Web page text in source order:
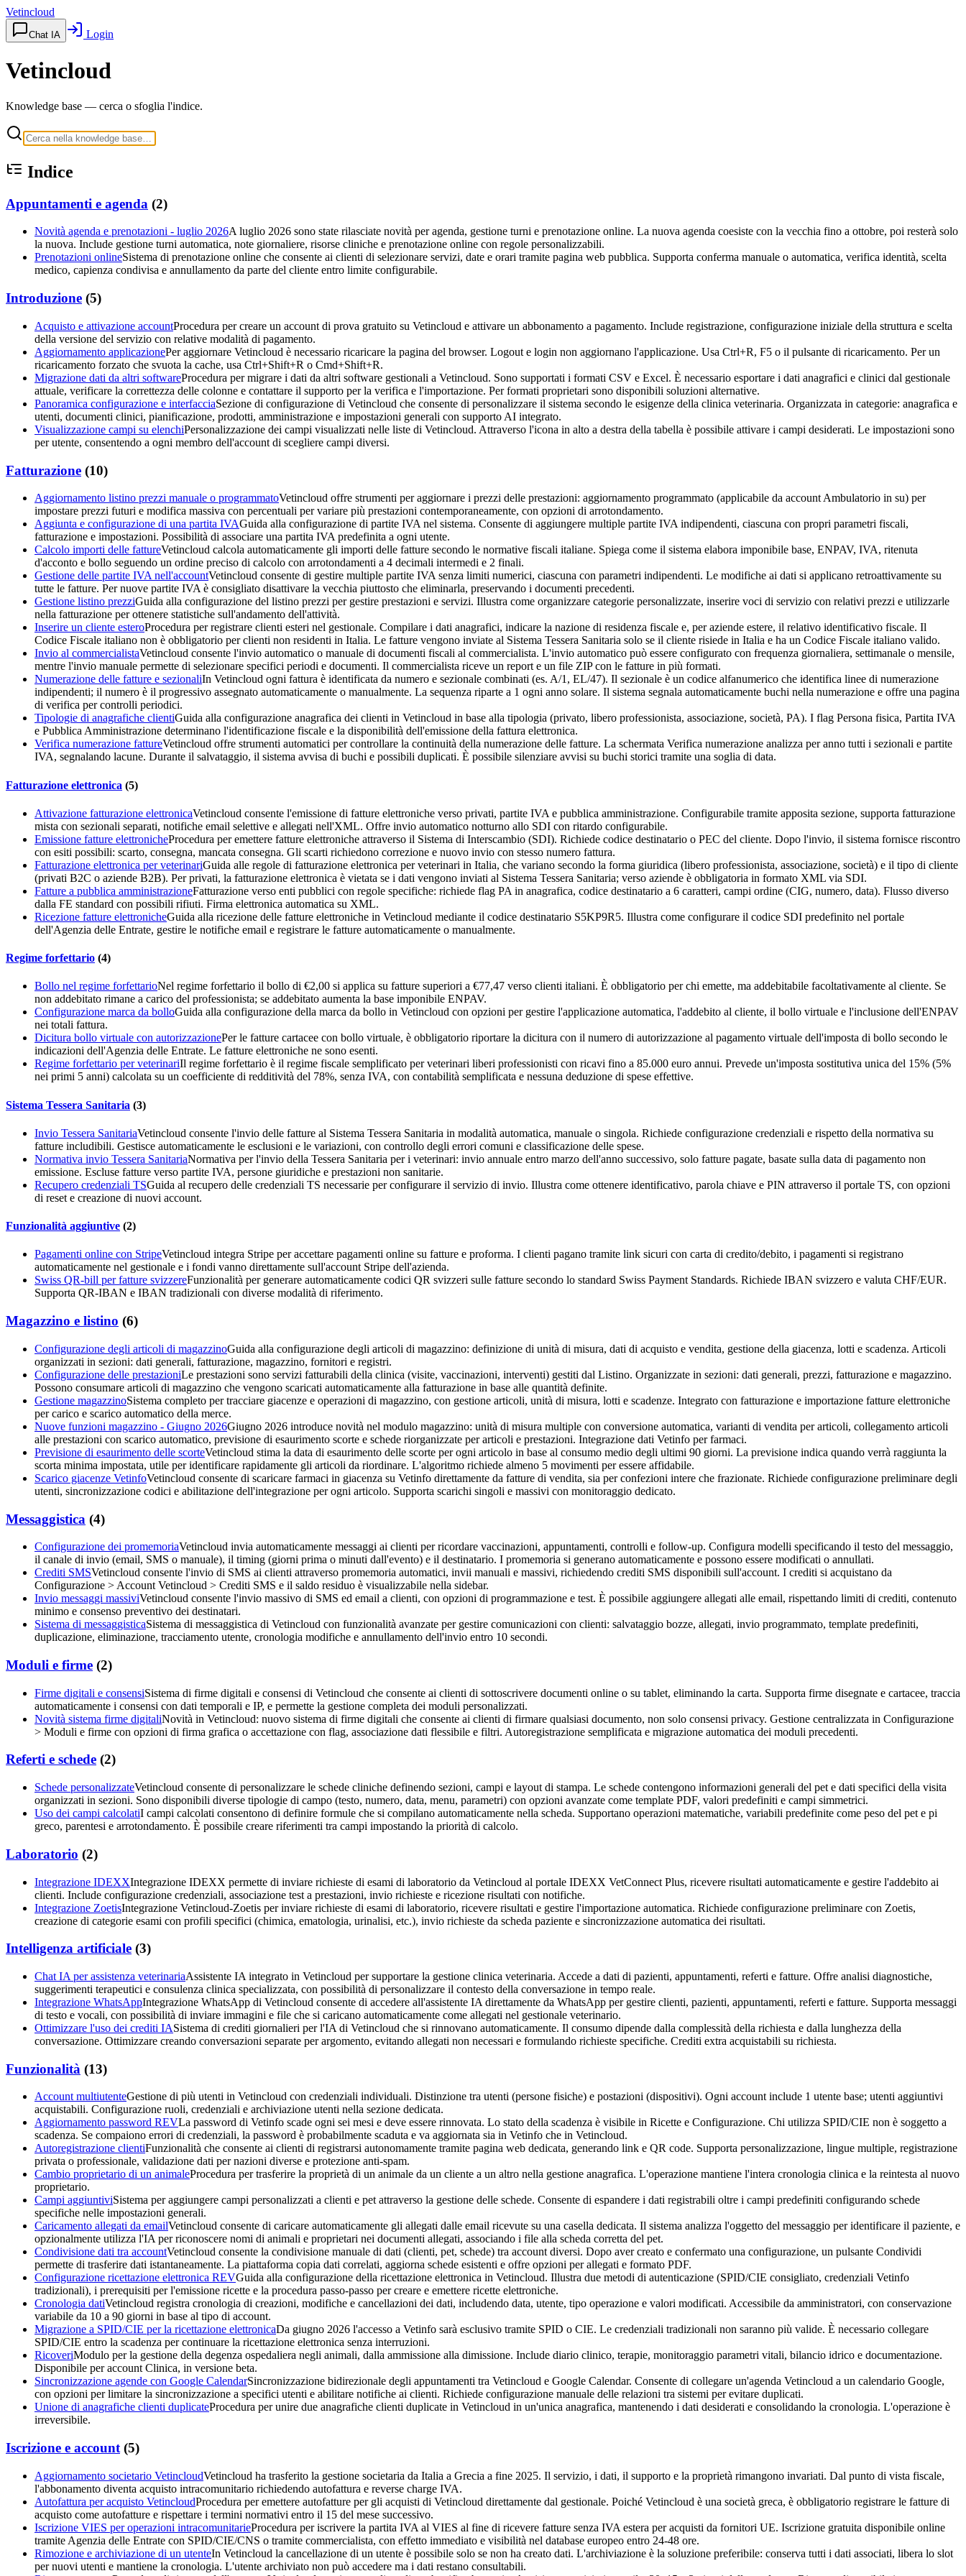
Vetincloud
Chat IA Login
Vetincloud
Knowledge base — cerca o sfoglia l'indice.
Indice
Appuntamenti e agenda (2)
Novità agenda e prenotazioni - luglio 2026A luglio 2026 sono state rilasciate novità per agenda, gestione turni e prenotazione online. La nuova agenda coesiste con la vecchia fino a ottobre, poi resterà solo
la nuova. Include gestione turni automatica, note giornaliere, risorse cliniche e prenotazione online con regole personalizzabili.
Prenotazioni onlineSistema di prenotazione online che consente ai clienti di selezionare servizi, date e orari tramite pagina web pubblica. Supporta conferma manuale o automatica, verifica identità, scelta
medico, capienza condivisa e annullamento da parte del cliente entro limite configurabile.
Introduzione (5)
Acquisto e attivazione accountProcedura per creare un account di prova gratuito su Vetincloud e attivare un abbonamento a pagamento. Include registrazione, configurazione iniziale della struttura e scelta
della versione del servizio con relative modalità di pagamento.
Aggiornamento applicazionePer aggiornare Vetincloud è necessario ricaricare la pagina del browser. Logout e login non aggiornano l'applicazione. Usa Ctrl+R, F5 o il pulsante di ricaricamento. Per un
ricaricamento forzato che svuota la cache, usa Ctrl+Shift+R o Cmd+Shift+R.
Migrazione dati da altri softwareProcedura per migrare i dati da altri software gestionali a Vetincloud. Sono supportati i formati CSV e Excel. È necessario esportare i dati anagrafici e clinici dal gestionale
attuale, verificare la correttezza delle colonne e contattare il supporto per la verifica e l'importazione. Per formati proprietari sono disponibili soluzioni alternative.
Panoramica configurazione e interfacciaSezione di configurazione di Vetincloud che consente di personalizzare il sistema secondo le esigenze della clinica veterinaria. Organizzata in categorie: anagrafica e
utenti, documenti clinici, pianificazione, prodotti, amministrazione e impostazioni generali con supporto AI integrato.
Visualizzazione campi su elenchiPersonalizzazione dei campi visualizzati nelle liste di Vetincloud. Attraverso l'icona in alto a destra della tabella è possibile attivare i campi desiderati. Le impostazioni sono
per utente, consentendo a ogni membro dell'account di scegliere campi diversi.
Fatturazione (10)
Aggiornamento listino prezzi manuale o programmatoVetincloud offre strumenti per aggiornare i prezzi delle prestazioni: aggiornamento programmato (applicabile da account Ambulatorio in su) per
impostare prezzi futuri e modifica massiva con percentuali per variare più prestazioni contemporaneamente, con opzioni di arrotondamento.
Aggiunta e configurazione di una partita IVAGuida alla configurazione di partite IVA nel sistema. Consente di aggiungere multiple partite IVA indipendenti, ciascuna con propri parametri fiscali,
fatturazione e impostazioni. Possibilità di associare una partita IVA predefinita a ogni utente.
Calcolo importi delle fattureVetincloud calcola automaticamente gli importi delle fatture secondo le normative fiscali italiane. Spiega come il sistema elabora imponibile base, ENPAV, IVA, ritenuta
d'acconto e bollo seguendo un ordine preciso di calcolo con arrotondamenti a 4 decimali intermedi e 2 finali.
Gestione delle partite IVA nell'accountVetincloud consente di gestire multiple partite IVA senza limiti numerici, ciascuna con parametri indipendenti. Le modifiche ai dati si applicano retroattivamente su
tutte le fatture. Per nuove partite IVA è consigliato disattivare la vecchia piuttosto che eliminarla, preservando i documenti precedenti.
Gestione listino prezziGuida alla configurazione del listino prezzi per gestire prestazioni e servizi. Illustra come organizzare categorie personalizzate, inserire voci di servizio con relativi prezzi e utilizzarle
nella fatturazione per ottenere statistiche sull'andamento dell'attività.
Inserire un cliente esteroProcedura per registrare clienti esteri nel gestionale. Compilare i dati anagrafici, indicare la nazione di residenza fiscale e, per aziende estere, il relativo identificativo fiscale. Il
Codice Fiscale italiano non è obbligatorio per clienti non residenti in Italia. Le fatture vengono inviate al Sistema Tessera Sanitaria solo se il cliente risiede in Italia e ha un Codice Fiscale italiano valido.
Invio al commercialistaVetincloud consente l'invio automatico o manuale di documenti fiscali al commercialista. L'invio automatico può essere configurato con frequenza giornaliera, settimanale o mensile,
mentre l'invio manuale permette di selezionare specifici periodi e documenti. Il commercialista riceve un report e un file ZIP con le fatture in più formati.
Numerazione delle fatture e sezionaliIn Vetincloud ogni fattura è identificata da numero e sezionale combinati (es. A/1, EL/47). Il sezionale è un codice alfanumerico che identifica linee di numerazione
indipendenti; il numero è il progressivo assegnato automaticamente o manualmente. La sequenza riparte a 1 ogni anno solare. Il sistema segnala automaticamente buchi nella numerazione e offre una pagina
di verifica per controlli periodici.
Tipologie di anagrafiche clientiGuida alla configurazione anagrafica dei clienti in Vetincloud in base alla tipologia (privato, libero professionista, associazione, società, PA). I flag Persona fisica, Partita IVA
e Pubblica Amministrazione determinano l'identificazione fiscale e la disponibilità dell'emissione della fattura elettronica.
Verifica numerazione fattureVetincloud offre strumenti automatici per controllare la continuità della numerazione delle fatture. La schermata Verifica numerazione analizza per anno tutti i sezionali e partite
IVA, segnalando lacune. Durante il salvataggio, il sistema avvisa di buchi e possibili duplicati. È possibile silenziare avvisi su buchi storici tramite una soglia di data.
Fatturazione elettronica (5)
Attivazione fatturazione elettronicaVetincloud consente l'emissione di fatture elettroniche verso privati, partite IVA e pubblica amministrazione. Configurabile tramite apposita sezione, supporta fatturazione
mista con sezionali separati, notifiche email selettive e allegati nell'XML. Offre invio automatico notturno allo SDI con ritardo configurabile.
Emissione fatture elettronicheProcedura per emettere fatture elettroniche attraverso il Sistema di Interscambio (SDI). Richiede codice destinatario o PEC del cliente. Dopo l'invio, il sistema fornisce riscontro
con esiti possibili: scarto, consegna, mancata consegna. Gli scarti richiedono correzione e nuovo invio con stesso numero fattura.
Fatturazione elettronica per veterinariGuida alle regole di fatturazione elettronica per veterinari in Italia, che variano secondo la forma giuridica (libero professionista, associazione, società) e il tipo di cliente
(privati B2C o aziende B2B). Per privati, la fatturazione elettronica è vietata se i dati vengono inviati al Sistema Tessera Sanitaria; verso aziende è obbligatoria in formato XML via SDI.
Fatture a pubblica amministrazioneFatturazione verso enti pubblici con regole specifiche: richiede flag PA in anagrafica, codice destinatario a 6 caratteri, campi ordine (CIG, numero, data). Flusso diverso
dalla FE standard con possibili rifiuti. Firma elettronica automatica su XML.
Ricezione fatture elettronicheGuida alla ricezione delle fatture elettroniche in Vetincloud mediante il codice destinatario S5KP9R5. Illustra come configurare il codice SDI predefinito nel portale
dell'Agenzia delle Entrate, gestire le notifiche email e registrare le fatture automaticamente o manualmente.
Regime forfettario (4)
Bollo nel regime forfettarioNel regime forfettario il bollo di €2,00 si applica su fatture superiori a €77,47 verso clienti italiani. È obbligatorio per chi emette, ma addebitabile facoltativamente al cliente. Se
non addebitato rimane a carico del professionista; se addebitato aumenta la base imponibile ENPAV.
Configurazione marca da bolloGuida alla configurazione della marca da bollo in Vetincloud con opzioni per gestire l'applicazione automatica, l'addebito al cliente, il bollo virtuale e l'inclusione dell'ENPAV
nei totali fattura.
Dicitura bollo virtuale con autorizzazionePer le fatture cartacee con bollo virtuale, è obbligatorio riportare la dicitura con il numero di autorizzazione al pagamento virtuale dell'imposta di bollo secondo le
indicazioni dell'Agenzia delle Entrate. Le fatture elettroniche ne sono esenti.
Regime forfettario per veterinariIl regime forfettario è il regime fiscale semplificato per veterinari liberi professionisti con ricavi fino a 85.000 euro annui. Prevede un'imposta sostitutiva unica del 15% (5%
nei primi 5 anni) calcolata su un coefficiente di redditività del 78%, senza IVA, con contabilità semplificata e nessuna deduzione di spese effettive.
Sistema Tessera Sanitaria (3)
Invio Tessera SanitariaVetincloud consente l'invio delle fatture al Sistema Tessera Sanitaria in modalità automatica, manuale o singola. Richiede configurazione credenziali e rispetto della normativa su
fatture includibili. Gestisce automaticamente le esclusioni e le variazioni, con controllo degli errori comuni e classificazione delle spese.
Normativa invio Tessera SanitariaNormativa per l'invio della Tessera Sanitaria per i veterinari: invio annuale entro marzo dell'anno successivo, solo fatture pagate, basate sulla data di pagamento non
emissione. Escluse fatture verso partite IVA, persone giuridiche e prestazioni non sanitarie.
Recupero credenziali TSGuida al recupero delle credenziali TS necessarie per configurare il servizio di invio. Illustra come ottenere identificativo, parola chiave e PIN attraverso il portale TS, con opzioni
di reset e creazione di nuovi account.
Funzionalità aggiuntive (2)
Pagamenti online con StripeVetincloud integra Stripe per accettare pagamenti online su fatture e proforma. I clienti pagano tramite link sicuri con carta di credito/debito, i pagamenti si registrano
automaticamente nel gestionale e i fondi vanno direttamente sull'account Stripe dell'azienda.
Swiss QR-bill per fatture svizzereFunzionalità per generare automaticamente codici QR svizzeri sulle fatture secondo lo standard Swiss Payment Standards. Richiede IBAN svizzero e valuta CHF/EUR.
Supporta QR-IBAN e IBAN tradizionali con diverse modalità di riferimento.
Magazzino e listino (6)
Configurazione degli articoli di magazzinoGuida alla configurazione degli articoli di magazzino: definizione di unità di misura, dati di acquisto e vendita, gestione della giacenza, lotti e scadenza. Articoli
organizzati in sezioni: dati generali, fatturazione, magazzino, fornitori e registri.
Configurazione delle prestazioniLe prestazioni sono servizi fatturabili della clinica (visite, vaccinazioni, interventi) gestiti dal Listino. Organizzate in sezioni: dati generali, prezzi, fatturazione e magazzino.
Possono consumare articoli di magazzino che vengono scaricati automaticamente alla fatturazione in base alle quantità definite.
Gestione magazzinoSistema completo per tracciare giacenze e operazioni di magazzino, con gestione articoli, unità di misura, lotti e scadenze. Integrato con fatturazione e importazione fatture elettroniche
per carico e scarico automatico della merce.
Nuove funzioni magazzino - Giugno 2026Giugno 2026 introduce novità nel modulo magazzino: unità di misura multiple con conversione automatica, varianti di vendita per articoli, collegamento articoli
alle prestazioni con scarico automatico, previsione di esaurimento scorte e schede riorganizzate per articoli e prestazioni. Integrazione dati Vetinfo per farmaci.
Previsione di esaurimento delle scorteVetincloud stima la data di esaurimento delle scorte per ogni articolo in base al consumo medio degli ultimi 90 giorni. La previsione indica quando verrà raggiunta la
scorta minima impostata, utile per identificare rapidamente gli articoli da riordinare. L'algoritmo richiede almeno 5 movimenti per essere affidabile.
Scarico giacenze VetinfoVetincloud consente di scaricare farmaci in giacenza su Vetinfo direttamente da fatture di vendita, sia per confezioni intere che frazionate. Richiede configurazione preliminare degli
utenti, sincronizzazione codici e abilitazione dell'integrazione per ogni articolo. Supporta scarichi singoli e massivi con monitoraggio dedicato.
Messaggistica (4)
Configurazione dei promemoriaVetincloud invia automaticamente messaggi ai clienti per ricordare vaccinazioni, appuntamenti, controlli e follow-up. Configura modelli specificando il testo del messaggio,
il canale di invio (email, SMS o manuale), il timing (giorni prima o minuti dall'evento) e il destinatario. I promemoria si generano automaticamente e possono essere modificati o annullati.
Crediti SMSVetincloud consente l'invio di SMS ai clienti attraverso promemoria automatici, invii manuali e massivi, richiedendo crediti SMS disponibili sull'account. I crediti si acquistano da
Configurazione > Account Vetincloud > Crediti SMS e il saldo residuo è visualizzabile nella sidebar.
Invio messaggi massiviVetincloud consente l'invio massivo di SMS ed email a clienti, con opzioni di programmazione e test. È possibile aggiungere allegati alle email, rispettando limiti di crediti, contenuto
minimo e consenso preventivo dei destinatari.
Sistema di messaggisticaSistema di messaggistica di Vetincloud con funzionalità avanzate per gestire comunicazioni con clienti: salvataggio bozze, allegati, invio programmato, template predefiniti,
duplicazione, eliminazione, tracciamento utente, cronologia modifiche e annullamento dell'invio entro 10 secondi.
Moduli e firme (2)
Firme digitali e consensiSistema di firme digitali e consensi di Vetincloud che consente ai clienti di sottoscrivere documenti online o su tablet, eliminando la carta. Supporta firme disegnate e cartacee, traccia
automaticamente i consensi con dati temporali e IP, e permette la gestione completa dei moduli personalizzati.
Novità sistema firme digitaliNovità in Vetincloud: nuovo sistema di firme digitali che consente ai clienti di firmare qualsiasi documento, non solo consensi privacy. Gestione centralizzata in Configurazione
> Moduli e firme con opzioni di firma grafica o accettazione con flag, associazione dati flessibile e filtri. Autoregistrazione semplificata e migrazione automatica dei moduli precedenti.
Referti e schede (2)
Schede personalizzateVetincloud consente di personalizzare le schede cliniche definendo sezioni, campi e layout di stampa. Le schede contengono informazioni generali del pet e dati specifici della visita
organizzati in sezioni. Sono disponibili diverse tipologie di campo (testo, numero, data, menu, parametri) con opzioni avanzate come template PDF, valori predefiniti e campi simmetrici.
Uso dei campi calcolatiI campi calcolati consentono di definire formule che si compilano automaticamente nella scheda. Supportano operazioni matematiche, variabili predefinite come peso del pet e pi
greco, parentesi e arrotondamento. È possibile creare riferimenti tra campi impostando la priorità di calcolo.
Laboratorio (2)
Integrazione IDEXXIntegrazione IDEXX permette di inviare richieste di esami di laboratorio da Vetincloud al portale IDEXX VetConnect Plus, ricevere risultati automaticamente e gestire l'addebito ai
clienti. Include configurazione credenziali, associazione test a prestazioni, invio richieste e ricezione risultati con notifiche.
Integrazione ZoetisIntegrazione Vetincloud-Zoetis per inviare richieste di esami di laboratorio, ricevere risultati e gestire l'importazione automatica. Richiede configurazione preliminare con Zoetis,
creazione di categorie esami con profili specifici (chimica, ematologia, urinalisi, etc.), invio richieste da scheda paziente e sincronizzazione automatica dei risultati.
Intelligenza artificiale (3)
Chat IA per assistenza veterinariaAssistente IA integrato in Vetincloud per supportare la gestione clinica veterinaria. Accede a dati di pazienti, appuntamenti, referti e fatture. Offre analisi diagnostiche,
suggerimenti terapeutici e consulenza clinica specializzata, con possibilità di personalizzare il contesto della conversazione in tempo reale.
Integrazione WhatsAppIntegrazione WhatsApp di Vetincloud consente di accedere all'assistente IA direttamente da WhatsApp per gestire clienti, pazienti, appuntamenti, referti e fatture. Supporta messaggi
di testo e vocali, con possibilità di inviare immagini e file che si caricano automaticamente come allegati nel gestionale veterinario.
Ottimizzare l'uso dei crediti IASistema di crediti giornalieri per l'IA di Vetincloud che si rinnovano automaticamente. Il consumo dipende dalla complessità della richiesta e dalla lunghezza della
conversazione. Ottimizzare creando conversazioni separate per argomento, evitando allegati non necessari e formulando richieste specifiche. Crediti extra acquistabili su richiesta.
Funzionalità (13)
Account multiutenteGestione di più utenti in Vetincloud con credenziali individuali. Distinzione tra utenti (persone fisiche) e postazioni (dispositivi). Ogni account include 1 utente base; utenti aggiuntivi
acquistabili. Configurazione ruoli, credenziali e archiviazione utenti nella sezione dedicata.
Aggiornamento password REVLa password di Vetinfo scade ogni sei mesi e deve essere rinnovata. Lo stato della scadenza è visibile in Ricette e Configurazione. Chi utilizza SPID/CIE non è soggetto a
scadenza. Se compaiono errori di credenziali, la password è probabilmente scaduta e va aggiornata sia in Vetinfo che in Vetincloud.
Autoregistrazione clientiFunzionalità che consente ai clienti di registrarsi autonomamente tramite pagina web dedicata, generando link e QR code. Supporta personalizzazione, lingue multiple, registrazione
privata o professionale, validazione dati per nazioni diverse e protezione anti-spam.
Cambio proprietario di un animaleProcedura per trasferire la proprietà di un animale da un cliente a un altro nella gestione anagrafica. L'operazione mantiene l'intera cronologia clinica e la reintesta al nuovo
proprietario.
Campi aggiuntiviSistema per aggiungere campi personalizzati a clienti e pet attraverso la gestione delle schede. Consente di espandere i dati registrabili oltre i campi predefiniti configurando schede
specifiche nelle impostazioni generali.
Caricamento allegati da emailVetincloud consente di caricare automaticamente gli allegati dalle email ricevute su una casella dedicata. Il sistema analizza l'oggetto del messaggio per identificare il paziente, e
opzionalmente utilizza l'IA per riconoscere nomi di animali e proprietari nei documenti allegati, associando i file alla scheda corretta del pet.
Condivisione dati tra accountVetincloud consente la condivisione manuale di dati (clienti, pet, schede) tra account diversi. Dopo aver creato e confermato una configurazione, un pulsante Condividi
permette di trasferire dati istantaneamente. La piattaforma copia dati correlati, aggiorna schede esistenti e offre opzioni per allegati e formato PDF.
Configurazione ricettazione elettronica REVGuida alla configurazione della ricettazione elettronica in Vetincloud. Illustra due metodi di autenticazione (SPID/CIE consigliato, credenziali Vetinfo
tradizionali), i prerequisiti per l'emissione ricette e la procedura passo-passo per creare e emettere ricette elettroniche.
Cronologia datiVetincloud registra cronologia di creazioni, modifiche e cancellazioni dei dati, includendo data, utente, tipo operazione e valori modificati. Accessibile da amministratori, con conservazione
variabile da 10 a 90 giorni in base al tipo di account.
Migrazione a SPID/CIE per la ricettazione elettronicaDa giugno 2026 l'accesso a Vetinfo sarà esclusivo tramite SPID o CIE. Le credenziali tradizionali non saranno più valide. È necessario collegare
SPID/CIE entro la scadenza per continuare la ricettazione elettronica senza interruzioni.
RicoveriModulo per la gestione della degenza ospedaliera negli animali, dalla ammissione alla dimissione. Include diario clinico, terapie, monitoraggio parametri vitali, bilancio idrico e documentazione.
Disponibile per account Clinica, in versione beta.
Sincronizzazione agende con Google CalendarSincronizzazione bidirezionale degli appuntamenti tra Vetincloud e Google Calendar. Consente di collegare un'agenda Vetincloud a un calendario Google,
con opzioni per limitare la sincronizzazione a specifici utenti e abilitare notifiche ai clienti. Richiede configurazione manuale delle relazioni tra sistemi per evitare duplicati.
Unione di anagrafiche clienti duplicateProcedura per unire due anagrafiche clienti duplicate in Vetincloud in un'unica anagrafica, mantenendo i dati desiderati e consolidando la cronologia. L'operazione è
irreversibile.
Iscrizione e account (5)
Aggiornamento societario VetincloudVetincloud ha trasferito la gestione societaria da Italia a Grecia a fine 2025. Il servizio, i dati, il supporto e la proprietà rimangono invariati. Dal punto di vista fiscale,
l'abbonamento diventa acquisto intracomunitario richiedendo autofattura e reverse charge IVA.
Autofattura per acquisto VetincloudProcedura per emettere autofatture per gli acquisti di Vetincloud direttamente dal gestionale. Poiché Vetincloud è una società greca, è obbligatorio registrare le fatture di
acquisto come autofatture e rispettare i termini normativi entro il 15 del mese successivo.
Iscrizione VIES per operazioni intracomunitarieProcedura per iscrivere la partita IVA al VIES al fine di ricevere fatture senza IVA estera per acquisti da fornitori UE. Iscrizione gratuita disponibile online
tramite Agenzia delle Entrate con SPID/CIE/CNS o tramite commercialista, con effetto immediato e visibilità nel database europeo entro 24-48 ore.
Rimozione e archiviazione di un utenteIn Vetincloud la cancellazione di un utente è possibile solo se non ha creato dati. L'archiviazione è la soluzione preferibile: conserva tutti i dati associati, libera lo slot
per nuovi utenti e mantiene la cronologia. L'utente archiviato non può accedere ma i dati restano consultabili.